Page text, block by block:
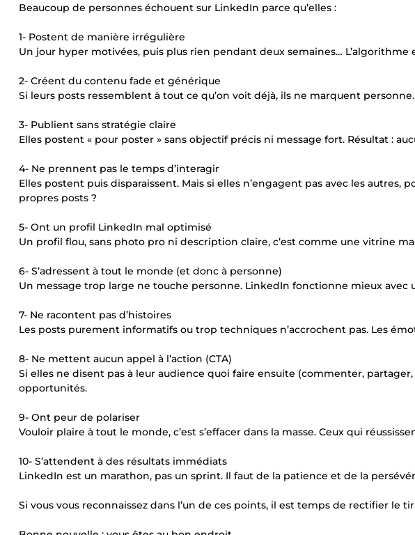
Beaucoup de personnes échouent sur LinkedIn parce qu’elles :
1- Postent de manière irrégulière
Un jour hyper motivées, puis plus rien pendant deux semaines… L’algorithme
2- Créent du contenu fade et générique
Si leurs posts ressemblent à tout ce qu’on voit déjà, ils ne marquent
3- Publient sans stratégie claire
Elles postent « pour poster » sans objectif précis ni message fort. Résultat :
4- Ne prennent pas le temps d’interagir
Elles postent puis disparaissent. Mais si elles n’engagent pas avec les autres,
propres posts ?
5- Ont un profil LinkedIn mal optimisé
Un profil flou, sans photo pro ni description claire, c’est comme une vitrine
6- S’adressent à tout le monde (et donc à personne)
Un message trop large ne touche personne. LinkedIn fonctionne mieux avec
7- Ne racontent pas d’histoires
Les posts purement informatifs ou trop techniques n’accrochent pas. Les
8- Ne mettent aucun appel à l’action (CTA)
Si elles ne disent pas à leur audience quoi faire ensuite (commenter,
opportunités.
9- Ont peur de polariser
Vouloir plaire à tout le monde, c’est s’effacer dans la masse. Ceux qui
10- S’attendent à des résultats immédiats
LinkedIn est un marathon, pas un sprint. Il faut de la patience et de la
Si vous vous reconnaissez dans l’un de ces points, il est temps de rectifier le